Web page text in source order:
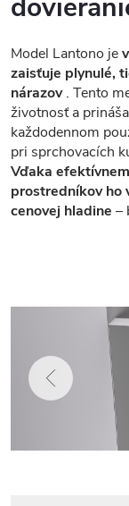
Model Lantono je
zaisťuje plynulé,
nárazov. Tento
životnosť a
každodennom
pri sprchovacích
Vďaka
prostredníkov ho
cenovej hladine –